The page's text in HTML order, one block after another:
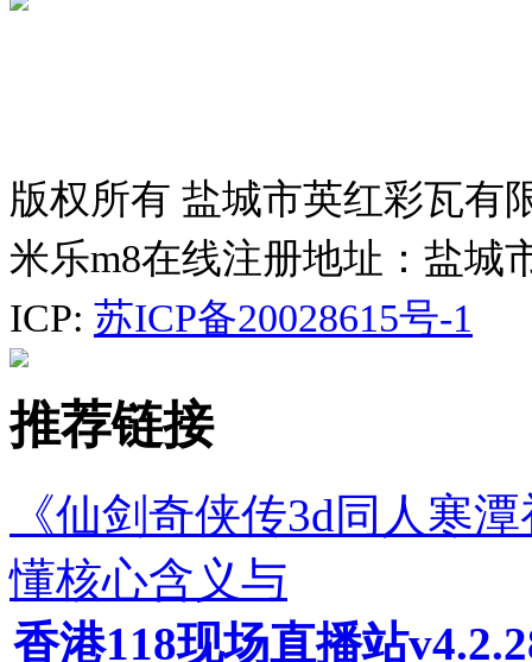
版权所有 盐城市英红彩瓦有
米乐m8在线注册地址：盐城
ICP: 苏ICP备20028615号-1
推荐链接
《仙剑奇侠传3d同人寒
懂核心含义与
香港118现场直播站